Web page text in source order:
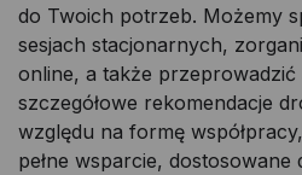
do Twoich potrzeb. Możemy
sesjach stacjonarnych,
online, a także przeprowadzić
szczegółowe rekomendacje
względu na formę
pełne wsparcie, dostosowane